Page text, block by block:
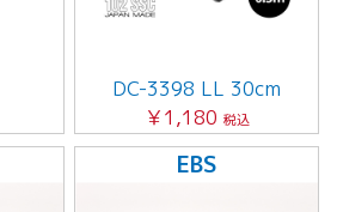
DC-3398 LL 30cm
￥1,180 税込
EBS